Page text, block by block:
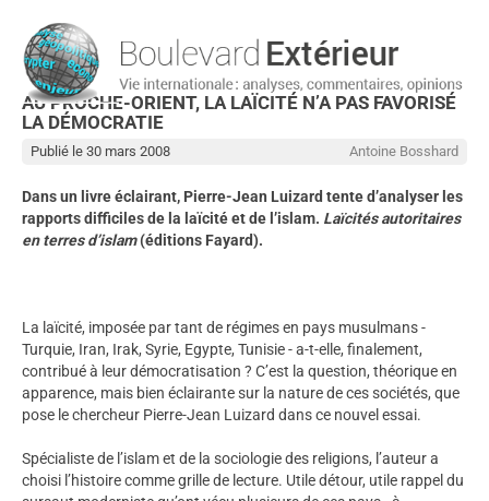
AU PROCHE-ORIENT, LA LAÏCITÉ N’A PAS FAVORISÉ
LA DÉMOCRATIE
Antoine Bosshard
Publié le 30 mars 2008
Dans un livre éclairant, Pierre-Jean Luizard tente d’analyser les
rapports difficiles de la laïcité et de l’islam. Laïcités autoritaires
en terres d’islam(éditions Fayard).
La laïcité, imposée par tant de régimes en pays musulmans -
Turquie, Iran, Irak, Syrie, Egypte, Tunisie - a-t-elle, finalement,
contribué à leur démocratisation ? C’est la question, théorique en
apparence, mais bien éclairante sur la nature de ces sociétés, que
pose le chercheur Pierre-Jean Luizard dans ce nouvel essai.
Spécialiste de l’islam et de la sociologie des religions, l’auteur a
choisi l’histoire comme grille de lecture. Utile détour, utile rappel du